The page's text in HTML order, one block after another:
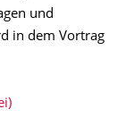
und
in dem Vortrag